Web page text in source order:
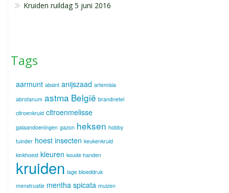
Kruiden ruildag 5 juni 2016
Tags
aarmunt absint anijszaad artemisia
abrotanum astma België brandnetel
citroenkruid citroenmelisse
galaandoeningen gazon heksen hobby
tuinder hoest insecten keukenkruid
kinkhoest kleuren koude handen
kruiden lage bloeddruk
menstruatie mentha spicata muizen